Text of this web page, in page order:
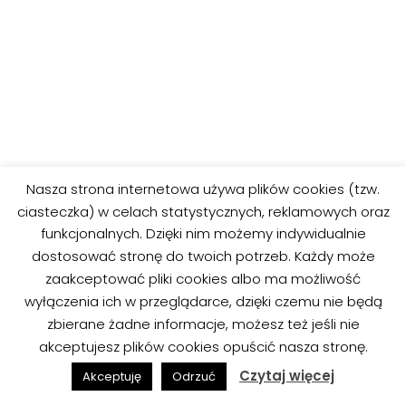
Nasza strona internetowa używa plików cookies (tzw.
ciasteczka) w celach statystycznych, reklamowych oraz
funkcjonalnych. Dzięki nim możemy indywidualnie
dostosować stronę do twoich potrzeb. Każdy może
zaakceptować pliki cookies albo ma możliwość
wyłączenia ich w przeglądarce, dzięki czemu nie będą
zbierane żadne informacje, możesz też jeśli nie
akceptujesz plików cookies opuścić nasza stronę.
Akceptuję Odrzuć Czytaj więcej